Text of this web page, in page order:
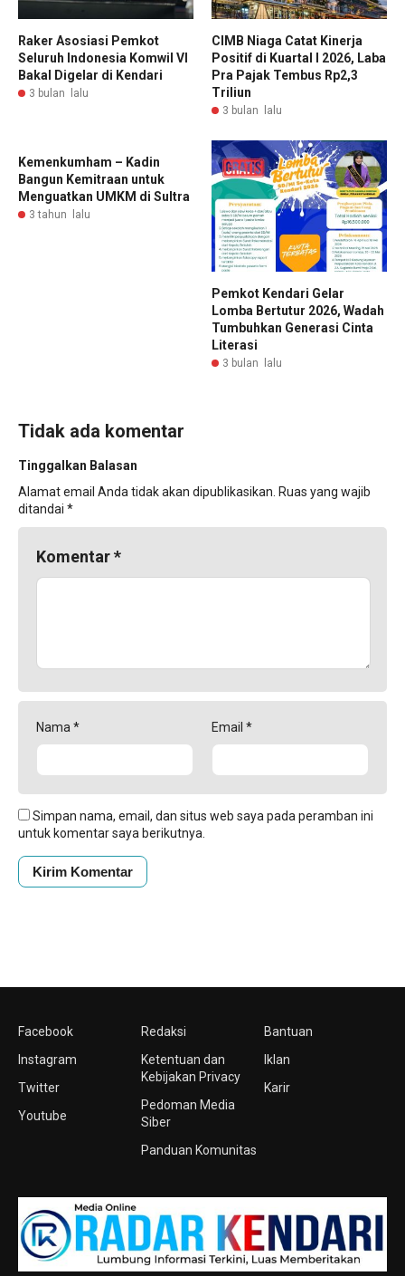
Raker Asosiasi Pemkot
Seluruh Indonesia Komwil VI
Bakal Digelar di Kendari
3 bulan lalu
CIMB Niaga Catat Kinerja
Positif di Kuartal I 2026, Laba
Pra Pajak Tembus Rp2,3
Triliun
3 bulan lalu
Kemenkumham – Kadin
Bangun Kemitraan untuk
Menguatkan UMKM di Sultra
3 tahun lalu
Pemkot Kendari Gelar
Lomba Bertutur 2026, Wadah
Tumbuhkan Generasi Cinta
Literasi
3 bulan lalu
Tidak ada komentar
Tinggalkan Balasan
Alamat email Anda tidak akan dipublikasikan. Ruas yang wajib
ditandai *
Komentar*
Nama * Email *
Simpan nama, email, dan situs web saya pada peramban ini
untuk komentar saya berikutnya.
Facebook
Instagram
Twitter
Youtube
Redaksi
Ketentuan dan
Kebijakan Privacy
Pedoman Media
Siber
Panduan Komunitas
Bantuan
Iklan
Karir